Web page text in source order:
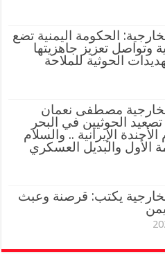
الحكومة اليمنية تضع
وتواصل تعزيز جاهزيتها
الحوثية للملاحة
مصطفى نعمان
تصعيد الحوثيين في البحر
الإيرانية .. والسلام
الأول والبديل العسكري
يكتب: قرصنة وعبث